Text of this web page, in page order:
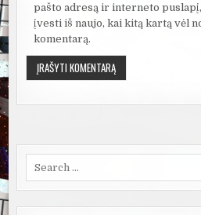
pašto adresą ir interneto
įvesti iš naujo, kai kitą kartą vėl
komentarą.